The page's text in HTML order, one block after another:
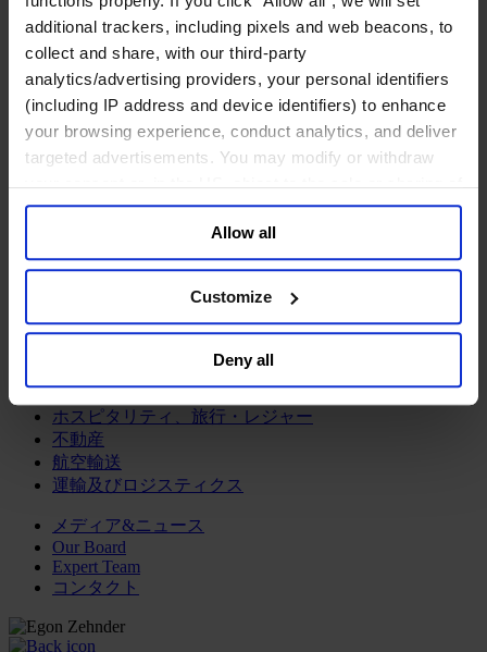
additional trackers, including pixels and web beacons, to
collect and share, with our third-party
analytics/advertising providers, your personal identifiers
(including IP address and device identifiers) to enhance
your browsing experience, conduct analytics, and deliver
targeted advertisements. You may modify or withdraw
your consent or, in the US, object to the sale or sharing of
your data for targeted advertising, by clicking “Do Not
Sell or Share My Personal Information” in the footer of
the website. You must opt-out of each device and each
browser. For additional information and retention terms
general collection and use of personal information see
Allow all
Customize
Deny all
鉱業・金属
金融サービス
アセットマネジメント
インフラ事業
ウェルスマネジメント
デジタル資産、暗号資産、Web3
投資銀行及びマーケット
政府系投資ファンド
金融テクノロジー（フィンテック）
サービス
プロフェッショナルサービス
ホスピタリティ、旅行・レジャー
不動産
航空輸送
運輸及びロジスティクス
メディア&ニュース
Our Board
Expert Team
コンタクト